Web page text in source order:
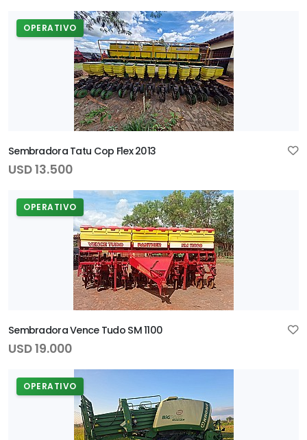
OPERATIVO
Sembradora Tatu Cop Flex 2013
USD 13.500
OPERATIVO
Sembradora Vence Tudo SM 1100
USD 19.000
OPERATIVO